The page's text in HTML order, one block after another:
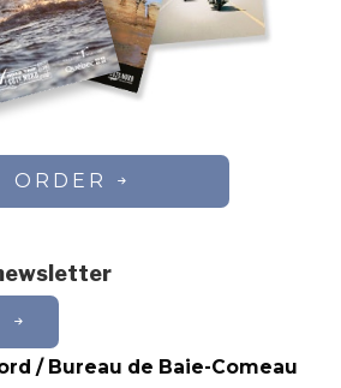
ORDER
/ Bureau de Baie-Comeau